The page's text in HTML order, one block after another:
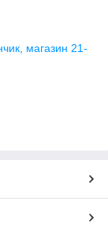
магазин 21-